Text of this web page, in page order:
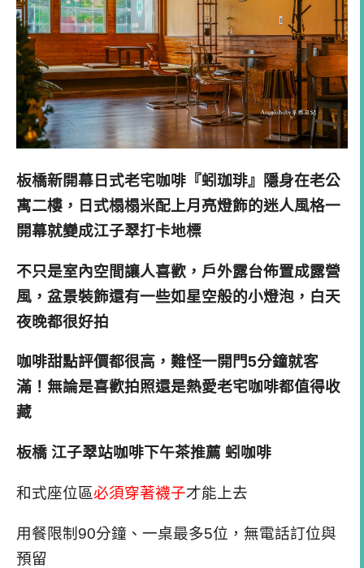
板橋新開幕日式老宅咖啡『蚓珈琲』隱身在老公
寓二樓，日式榻榻米配上月亮燈飾的迷人風格一
開幕就變成江子翠打卡地標
不只是室內空間讓人喜歡，戶外露台佈置成露營
風，盆景裝飾還有一些如星空般的小燈泡，白天
夜晚都很好拍
咖啡甜點評價都很高，難怪一開門5分鐘就客
滿！無論是喜歡拍照還是熱愛老宅咖啡都值得收
藏
板橋 江子翠站咖啡下午茶推薦 蚓咖啡
和式座位區必須穿著襪子才能上去
用餐限制90分鐘、一桌最多5位，無電話訂位與
預留